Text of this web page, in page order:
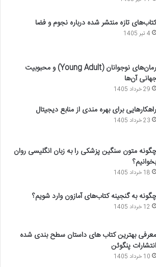
کتاب‌های تازه منتشر شده درباره نجوم و فضا
4 تیر 1405
رمان‌های نوجوانان (Young Adult) و محبوبیت
جهانی آن‌ها
29 خرداد 1405
راهکارهایی برای بهره مندی از منابع دیجیتال
23 خرداد 1405
چگونه متون سنگین پزشکی را به زبان انگلیسی روان
بخوانیم؟
18 خرداد 1405
چگونه به گنجینه کتاب‌های آمازون وارد شویم؟
12 خرداد 1405
معرفی بهترین کتاب های داستان سطح بندی شده
انتشارات پنگوئن
10 خرداد 1405